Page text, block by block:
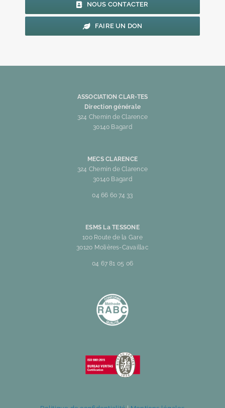
NOUS CONTACTER
FAIRE UN DON
ASSOCIATION CLAR-TES
Direction générale
324 Chemin de Clarence
30140 Bagard
MECS CLARENCE
324 Chemin de Clarence
30140 Bagard
04 66 60 74 33
ESMS La TESSONE
100 Route de la Gare
30120 Molières-Cavaillac
04 67 81 05 06